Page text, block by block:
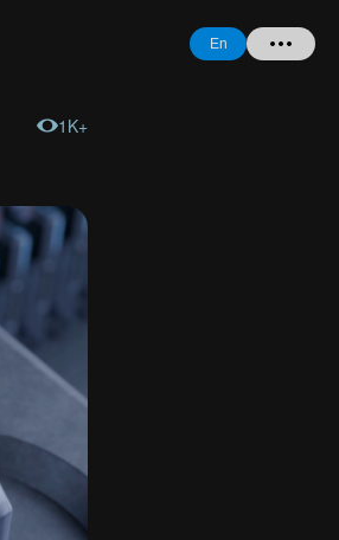
En
1K+